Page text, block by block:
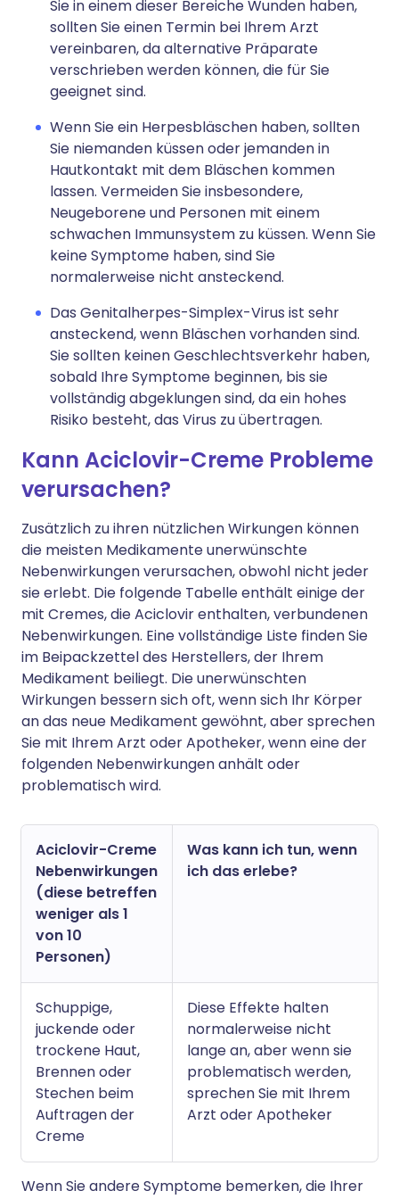
Sie in einem dieser Bereiche Wunden haben,
sollten Sie einen Termin bei Ihrem Arzt
vereinbaren, da alternative Präparate
verschrieben werden können, die für Sie
geeignet sind.
Wenn Sie ein Herpesbläschen haben, sollten
Sie niemanden küssen oder jemanden in
Hautkontakt mit dem Bläschen kommen
lassen. Vermeiden Sie insbesondere,
Neugeborene und Personen mit einem
schwachen Immunsystem zu küssen. Wenn Sie
keine Symptome haben, sind Sie
normalerweise nicht ansteckend.
Das Genitalherpes-Simplex-Virus ist sehr
ansteckend, wenn Bläschen vorhanden sind.
Sie sollten keinen Geschlechtsverkehr haben,
sobald Ihre Symptome beginnen, bis sie
vollständig abgeklungen sind, da ein hohes
Risiko besteht, das Virus zu übertragen.
Kann Aciclovir-Creme Probleme
verursachen?
Zusätzlich zu ihren nützlichen Wirkungen können
die meisten Medikamente unerwünschte
Nebenwirkungen verursachen, obwohl nicht jeder
sie erlebt. Die folgende Tabelle enthält einige der
mit Cremes, die Aciclovir enthalten, verbundenen
Nebenwirkungen. Eine vollständige Liste finden Sie
im Beipackzettel des Herstellers, der Ihrem
Medikament beiliegt. Die unerwünschten
Wirkungen bessern sich oft, wenn sich Ihr Körper
an das neue Medikament gewöhnt, aber sprechen
Sie mit Ihrem Arzt oder Apotheker, wenn eine der
folgenden Nebenwirkungen anhält oder
problematisch wird.
Aciclovir-Creme
Nebenwirkungen
(diese betreffen
weniger als 1
von 10
Personen)
Was kann ich tun, wenn
ich das erlebe?
Schuppige,
juckende oder
trockene Haut,
Brennen oder
Stechen beim
Auftragen der
Creme
Diese Effekte halten
normalerweise nicht
lange an, aber wenn sie
problematisch werden,
sprechen Sie mit Ihrem
Arzt oder Apotheker
Wenn Sie andere Symptome bemerken, die Ihrer